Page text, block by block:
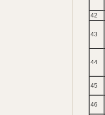
42
43
44
45
46